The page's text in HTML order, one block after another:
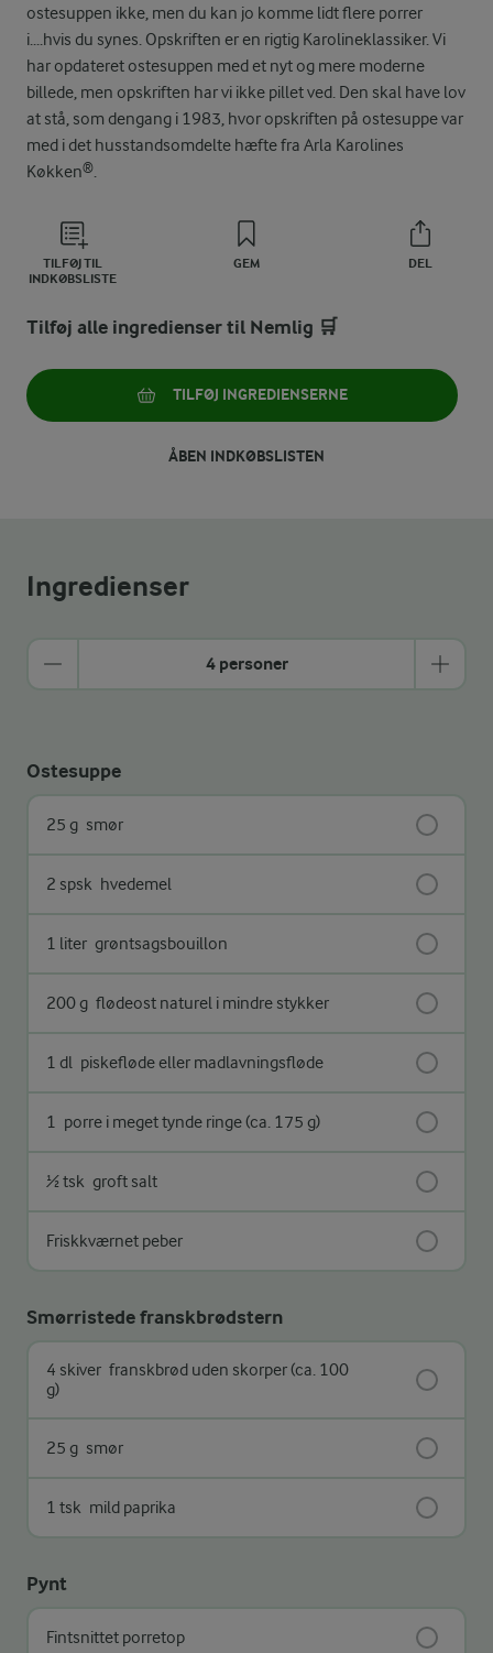
ostesuppen ikke, men du kan jo komme lidt flere porrer
i....hvis du synes. Opskriften er en rigtig Karolineklassiker. Vi
har opdateret ostesuppen med et nyt og mere moderne
billede, men opskriften har vi ikke pillet ved. Den skal have lov
at stå, som dengang i 1983, hvor opskriften på ostesuppe var
med i det husstandsomdelte hæfte fra Arla Karolines
Køkken®.
TILFØJ TIL
INDKØBSLISTE
GEM DEL
Tilføj alle ingredienser til Nemlig 🛒
TILFØJ INGREDIENSERNE
ÅBEN INDKØBSLISTEN
Ingredienser
4 personer
Ostesuppe
25 g smør
2 spsk hvedemel
1 liter grøntsagsbouillon
200 g flødeost naturel i mindre stykker
1 dl piskefløde eller madlavningsfløde
1 porre i meget tynde ringe (ca. 175 g)
½ tsk groft salt
Friskkværnet peber
Smørristede franskbrødstern
4 skiver franskbrød uden skorper (ca. 100
g)
25 g smør
1 tsk mild paprika
Pynt
Fintsnittet porretop